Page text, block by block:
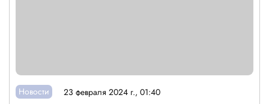
Новости 23 февраля 2024 г., 01:40